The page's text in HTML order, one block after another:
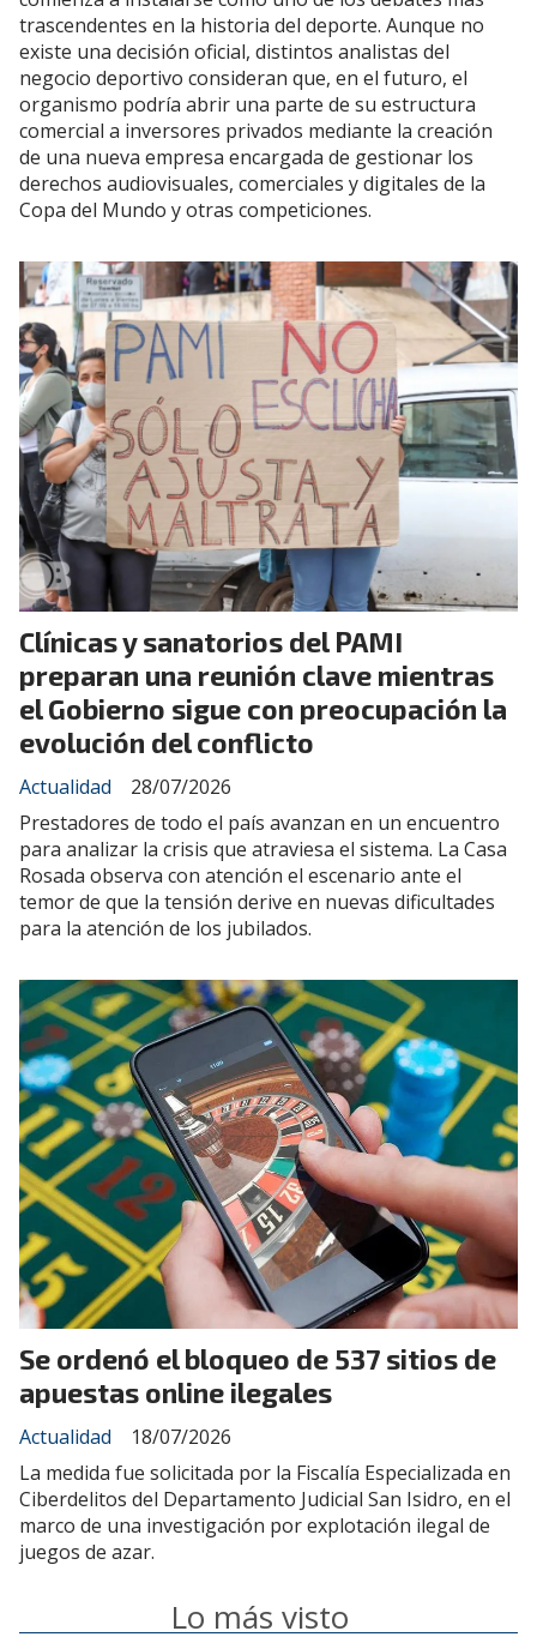
trascendentes en la historia del deporte. Aunque no
existe una decisión oficial, distintos analistas del
negocio deportivo consideran que, en el futuro, el
organismo podría abrir una parte de su estructura
comercial a inversores privados mediante la creación
de una nueva empresa encargada de gestionar los
derechos audiovisuales, comerciales y digitales de la
Copa del Mundo y otras competiciones.
Clínicas y sanatorios del PAMI
preparan una reunión clave mientras
el Gobierno sigue con preocupación la
evolución del conflicto
Actualidad
28/07/2026
Prestadores de todo el país avanzan en un encuentro
para analizar la crisis que atraviesa el sistema. La Casa
Rosada observa con atención el escenario ante el
temor de que la tensión derive en nuevas dificultades
para la atención de los jubilados.
Se ordenó el bloqueo de 537 sitios de
apuestas online ilegales
Actualidad
18/07/2026
La medida fue solicitada por la Fiscalía Especializada en
Ciberdelitos del Departamento Judicial San Isidro, en el
marco de una investigación por explotación ilegal de
juegos de azar.
Lo más visto